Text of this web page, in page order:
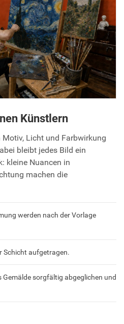
Künstlern
Motiv, Licht und Farbwirkung
bleibt jedes Bild ein
kleine Nuancen in
machen die
werden nach der Vorlage
Schicht aufgetragen.
Gemälde sorgfältig abgeglichen und